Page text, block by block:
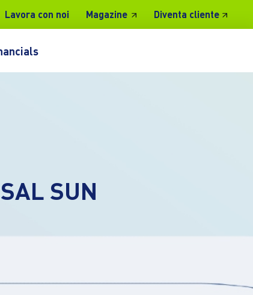
Lavora con noi Magazine Diventa cliente
SUN